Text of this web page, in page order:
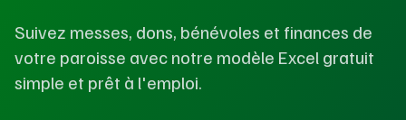
Suivez messes, dons, bénévoles et finances de
votre paroisse avec notre modèle Excel gratuit
simple et prêt à l'emploi.